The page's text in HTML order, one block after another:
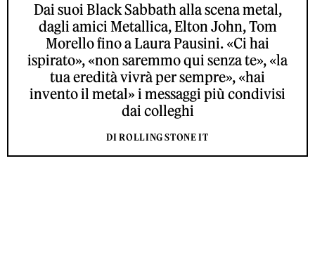
Dai suoi Black Sabbath alla scena metal,
dagli amici Metallica, Elton John, Tom
Morello fino a Laura Pausini. «Ci hai
ispirato», «non saremmo qui senza te», «la
tua eredità vivrà per sempre», «hai
invento il metal» i messaggi più condivisi
dai colleghi
DI ROLLING STONE IT